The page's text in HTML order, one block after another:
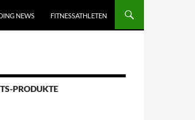
NEWS FITNESSATHLETEN
PRODUKTE